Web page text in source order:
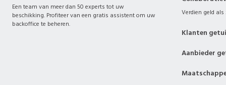
Een team van meer dan 50 experts tot uw
beschikking. Profiteer van een gratis assistent om uw
backoffice te beheren.
Verdien geld
Klanten
Aanbieder